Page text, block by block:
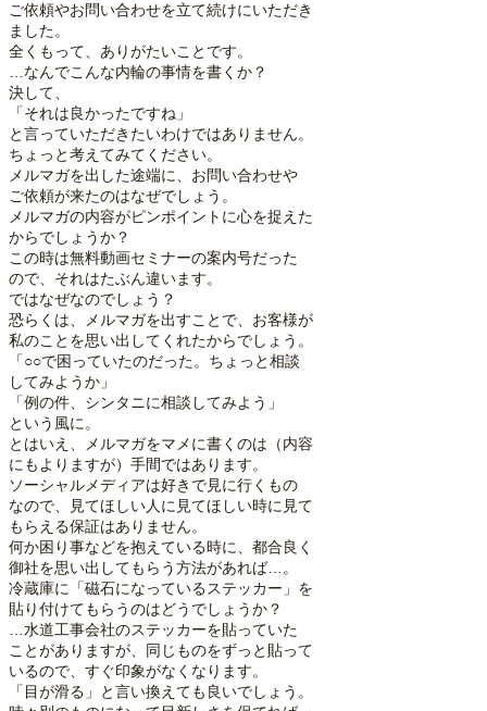
ご依頼やお問い合わせを立て続けにいただき
ました。
全くもって、ありがたいことです。
…なんでこんな内輪の事情を書くか？
決して、
「それは良かったですね」
と言っていただきたいわけではありません。
ちょっと考えてみてください。
メルマガを出した途端に、お問い合わせや
ご依頼が来たのはなぜでしょう。
メルマガの内容がピンポイントに心を捉えた
からでしょうか？
この時は無料動画セミナーの案内号だった
ので、それはたぶん違います。
ではなぜなのでしょう？
恐らくは、メルマガを出すことで、お客様が
私のことを思い出してくれたからでしょう。
「○○で困っていたのだった。ちょっと相談
してみようか」
「例の件、シンタニに相談してみよう」
という風に。
とはいえ、メルマガをマメに書くのは（内容
にもよりますが）手間ではあります。
ソーシャルメディアは好きで見に行くもの
なので、見てほしい人に見てほしい時に見て
もらえる保証はありません。
何か困り事などを抱えている時に、都合良く
御社を思い出してもらう方法があれば…。
冷蔵庫に「磁石になっているステッカー」を
貼り付けてもらうのはどうでしょうか？
…水道工事会社のステッカーを貼っていた
ことがありますが、同じものをずっと貼って
いるので、すぐ印象がなくなります。
「目が滑る」と言い換えても良いでしょう。